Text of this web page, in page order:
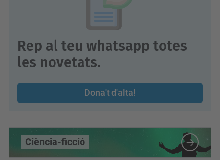
Rep al teu whatsapp totes
les novetats.
Dona't d'alta!
Ciència-ficció